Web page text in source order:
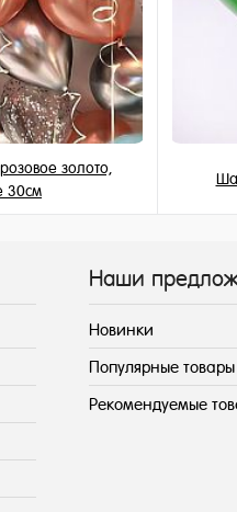
золото,
30см
Наши
Новинки
Популярные товары
Рекомендуемые